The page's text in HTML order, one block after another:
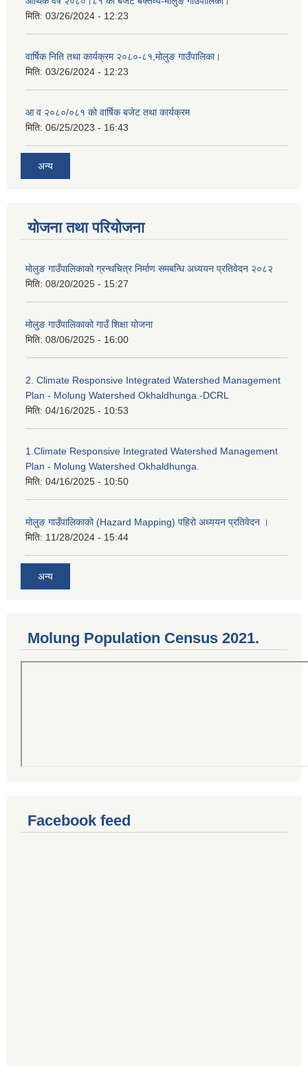
मिति: 03/26/2024 - 12:23
वार्षिक निति तथा कार्यक्रम २०८०-८१,मोलुङ गाउँपालिका।
मिति: 03/26/2024 - 12:23
आ व २०८०/०८१ को वार्षिक बजेट तथा कार्यक्रम
मिति: 06/25/2023 - 16:43
अन्य
योजना तथा परियोजना
मोलुङ गाउँपालिकाको ग्रन्थचित्र निर्माण समबन्धि अध्ययन प्रतिवेदन २०८२
मिति: 08/20/2025 - 15:27
मोलुङ गाउँपालिकाको गाउँ शिक्षा योजना
मिति: 08/06/2025 - 16:00
2. Climate Responsive Integrated Watershed Management
Plan - Molung Watershed Okhaldhunga.-DCRL
मिति: 04/16/2025 - 10:53
1.Climate Responsive Integrated Watershed Management
Plan - Molung Watershed Okhaldhunga.
मिति: 04/16/2025 - 10:50
मोलुङ गाउँपालिकाको (Hazard Mapping) पहिरो अध्ययन प्रतिवेदन ।
मिति: 11/28/2024 - 15:44
अन्य
Molung Population Census 2021.
Facebook feed